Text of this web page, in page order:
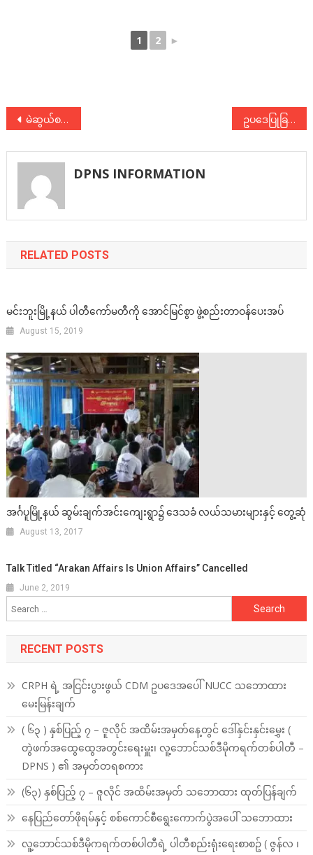
1 2 ►
Post
navigation
မဲဆွယ်စည်းရုံးခြင်းလုပ်ငန်းစဉ်များအား စီမံခန့်ခွဲခြင်းသင်တန်း ဥပဒေပြုခြင်းဖြစ်စဉ်အား HR အခြေပြု ချဉ်းကပ်လေ့လာစဉ်းစားခြင်း အလုပ်ရုံဆွေးနွေးပွဲ တက်ရောက်
DPNS INFORMATION
RELATED POSTS
မင်းဘူးမြို့နယ် ပါတီကော်မတီကို အောင်မြင်စွာ ဖွဲ့စည်းတာဝန်ပေးအပ်
August 15, 2019
အင်္ဂပူမြို့နယ် ဆွမ်းချက်အင်းကျေးရွာ၌ ဒေသခံ လယ်သမားများနှင့် တွေ့ဆုံ
August 13, 2017
Talk Titled “Arakan Affairs Is Union Affairs” Cancelled
June 2, 2019
Search
for:
RECENT POSTS
CRPH ရဲ့ အငြင်းပွားဖွယ် CDM ဥပဒေအပေါ် NUCC သဘောထား
မေးမြန်းချက်
( ၆၃ ) နှစ်ပြည့် ၇ – ဇူလိုင် အထိမ်းအမှတ်နေ့တွင် ဒေါ်နှင်းနှင်းမွှေး (
တွဲဖက်အထွေထွေအတွင်းရေးမှူး၊ လူ့ဘောင်သစ်ဒီမိုကရက်တစ်ပါတီ –
DPNS ) ၏ အမှတ်တရစကား
(၆၃) နှစ်ပြည့် ၇ – ဇူလိုင် အထိမ်းအမှတ် သဘောထား ထုတ်ပြန်ချက်
နေပြည်တော်ဖိုရမ်နှင့် စစ်ကောင်စီရွေးကောက်ပွဲအပေါ် သဘောထား
လူ့ဘောင်သစ်ဒီမိုကရက်တစ်ပါတီရဲ့ ပါတီစည်းရုံးရေးစာစဥ် ( ဇွန်လ ၊